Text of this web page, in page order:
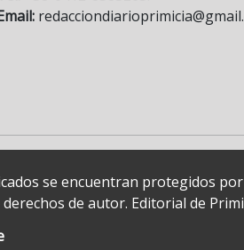
se encuentran protegidos por
de autor. Editorial de